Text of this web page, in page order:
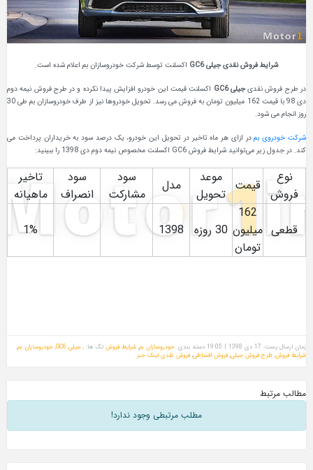
شرایط فروش نقدی جیلی GC6 اکسلنت توسط شرکت خودروسازان بم اعلام شده است.
در طرح فروش نقدیجیلی GC6
اکسلنت قیمت این خودرو افزایش پیدا نکرده و در طرح فروش نیمه دوم
دی 98 با قیمت 162 میلیون تومان به فروش می رسد. تحویل خودروها نیز از طرف خودروسازان بم طی 30
روز انجام می شود.
شرکت خودروی بمدر ازای هر ماه تاخیر در تحویل این خودرو، یک درصد سود به خریداران پرداخت می
کند. در جدول زیر می‌توانید شرایط فروش GC6 اکسلنت مخصوص نیمه دوم دی 1398 را ببینید:
نوع
فروش
قیمت
موعد
تحویل
مدل
سود
مشارکت
سود
انصراف
تاخیر
ماهیانه
قطعی
162
میلیون
تومان
30 روزه 1398
1%
زمان ارسال پست: 17 دی 1398 | 19:05 دسته بندی: خودروسازان بم, شرایط فروش تگ ها: , جیلی GC6 , خودروسازان بم,
شرایط فروش, طرح فروش جیلی, فروش اقساطی, فروش نقدی لینک خبر
مطالب مرتبط
مطلب مرتبطی وجود ندارد!